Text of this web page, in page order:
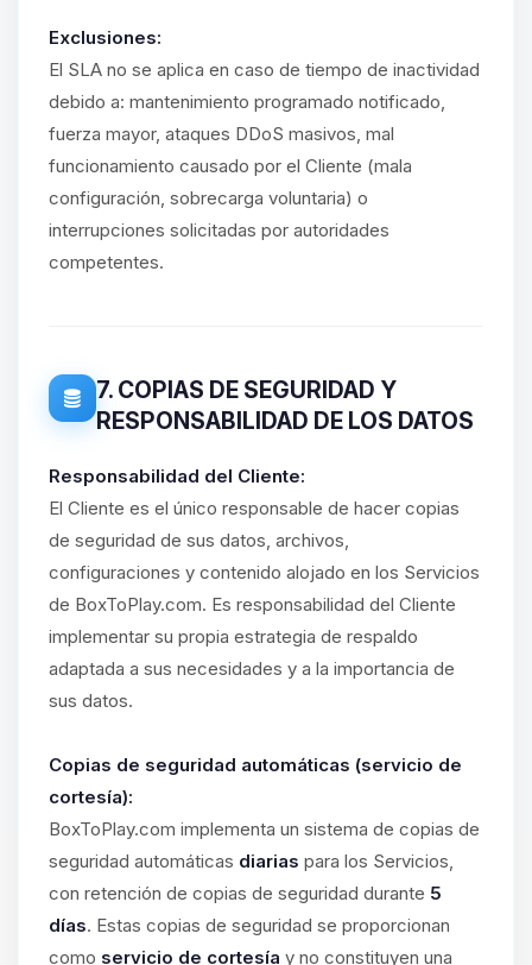
Exclusiones:
El SLA no se aplica en caso de tiempo de inactividad
debido a: mantenimiento programado notificado,
fuerza mayor, ataques DDoS masivos, mal
funcionamiento causado por el Cliente (mala
configuración, sobrecarga voluntaria) o
interrupciones solicitadas por autoridades
competentes.
7. COPIAS DE SEGURIDAD Y
RESPONSABILIDAD DE LOS DATOS
Responsabilidad del Cliente:
El Cliente es el único responsable de hacer copias
de seguridad de sus datos, archivos,
configuraciones y contenido alojado en los Servicios
de BoxToPlay.com. Es responsabilidad del Cliente
implementar su propia estrategia de respaldo
adaptada a sus necesidades y a la importancia de
sus datos.
Copias de seguridad automáticas (servicio de
cortesía):
BoxToPlay.com implementa un sistema de copias de
seguridad automáticas diarias para los Servicios,
con retención de copias de seguridad durante 5
días. Estas copias de seguridad se proporcionan
como servicio de cortesía y no constituyen una